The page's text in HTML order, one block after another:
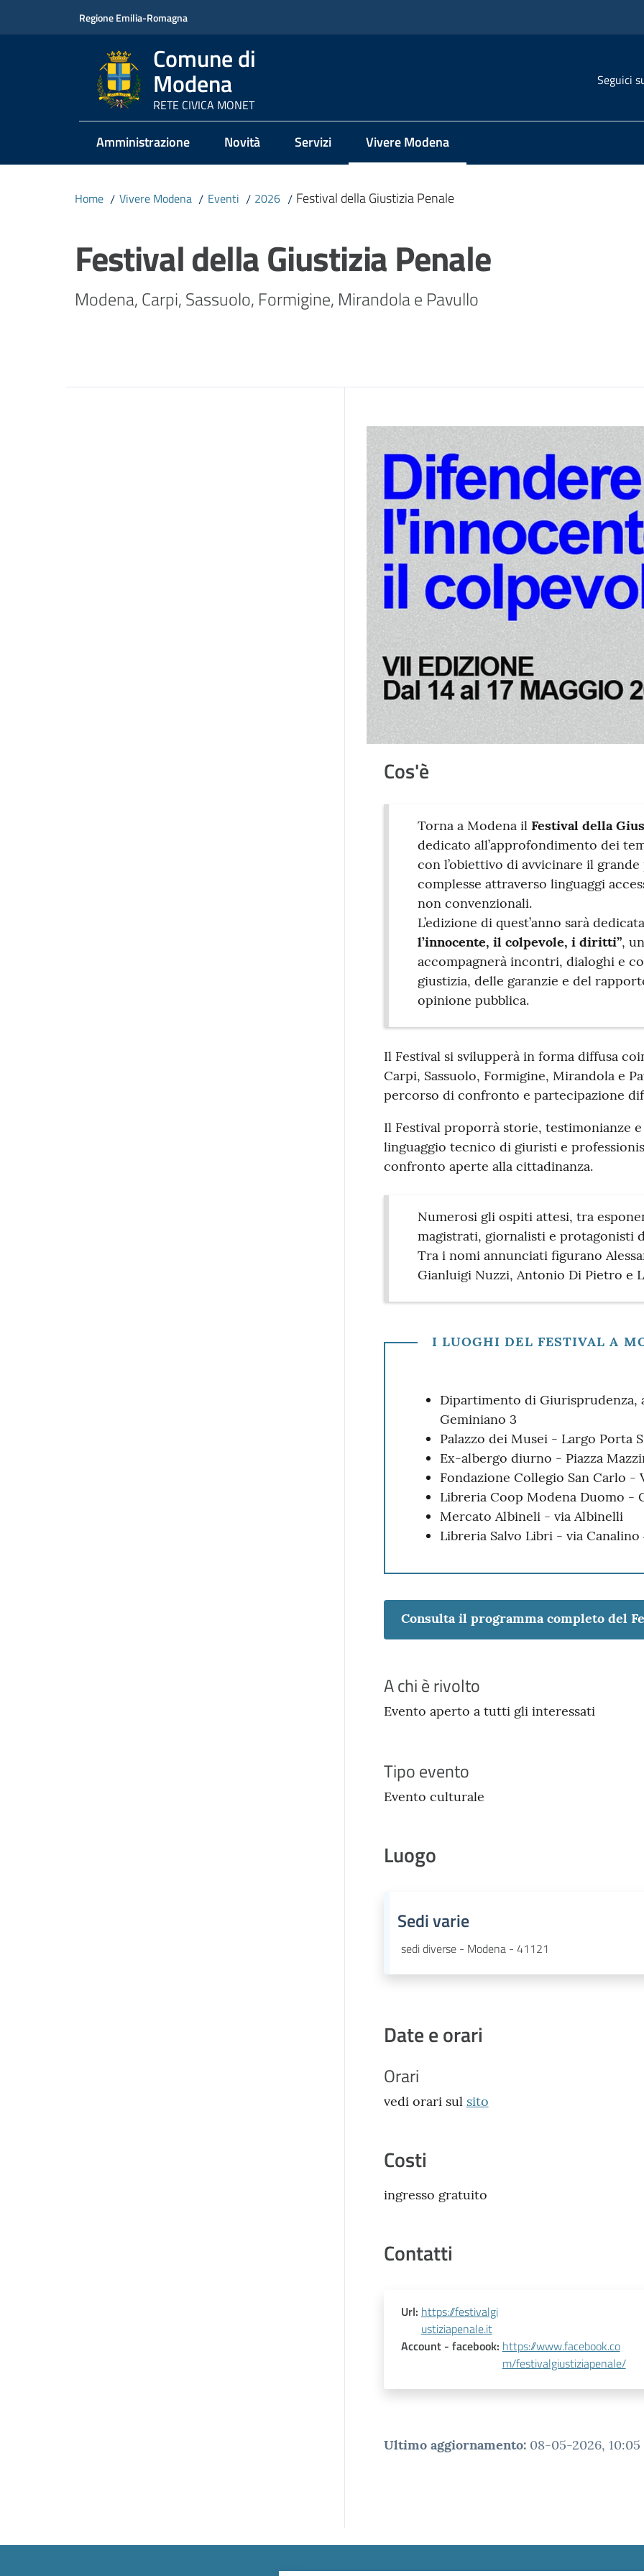
Regione Emilia-Romagna
Comune di
Modena
RETE CIVICA MONET
Seguici
Amministrazione Novità Servizi Vivere Modena
Menu selezionato
Home / Vivere Modena / Eventi / 2026 / Festival della Giustizia Penale
Festival della Giustizia Penale
Modena, Carpi, Sassuolo, Formigine, Mirandola e Pavullo
Cos'è
Torna a Modena il Festival della
dedicato all’approfondimento dei
con l’obiettivo di avvicinare il
complesse attraverso linguaggi
non convenzionali.
L’edizione di quest’anno sarà
l’innocente, il colpevole, i diritti”,
accompagnerà incontri, dialoghi e
giustizia, delle garanzie e del
opinione pubblica.
Il Festival si svilupperà in forma diffusa
Carpi, Sassuolo, Formigine, Mirandola e
percorso di confronto e partecipazione
Il Festival proporrà storie, testimonianze
linguaggio tecnico di giuristi e
confronto aperte alla cittadinanza.
Numerosi gli ospiti attesi, tra
magistrati, giornalisti e protagonisti
Tra i nomi annunciati figurano
Gianluigi Nuzzi, Antonio Di Pietro e
I LUOGHI DEL FESTIVAL A
Dipartimento di Giurisprudenza,
Geminiano 3
Palazzo dei Musei - Largo Porta
Ex-albergo diurno - Piazza
Fondazione Collegio San Carlo -
Libreria Coop Modena Duomo -
Mercato Albineli - via Albinelli
Libreria Salvo Libri - via Canalino
Consulta il programma completo del
A chi è rivolto
Evento aperto a tutti gli interessati
Tipo evento
Evento culturale
Luogo
Sedi varie
sedi diverse - Modena - 41121
Date e orari
Orari
vedi orari sul sito
Costi
ingresso gratuito
Contatti
Url: https://festivalgi
ustiziapenale.it
Account- facebook: https://www.facebook.co
m/festivalgiustiziapenale/
Ultimo aggiornamento: 08-05-2026, 10:05